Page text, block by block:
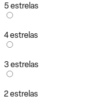
5 estrelas
4 estrelas
3 estrelas
2 estrelas